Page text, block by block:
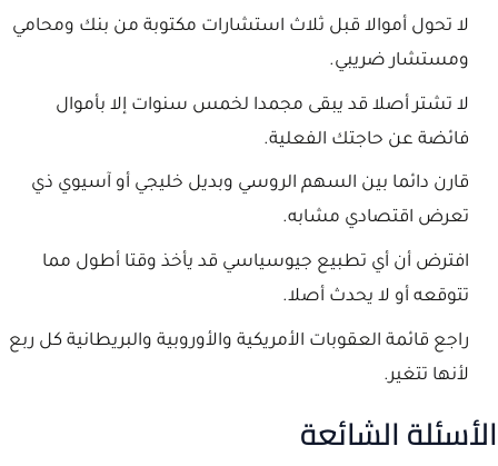
لا تحول أموالا قبل ثلاث استشارات مكتوبة من بنك ومحامي
ومستشار ضريبي.
لا تشتر أصلا قد يبقى مجمدا لخمس سنوات إلا بأموال
فائضة عن حاجتك الفعلية.
قارن دائما بين السهم الروسي وبديل خليجي أو آسيوي ذي
تعرض اقتصادي مشابه.
افترض أن أي تطبيع جيوسياسي قد يأخذ وقتا أطول مما
تتوقعه أو لا يحدث أصلا.
راجع قائمة العقوبات الأمريكية والأوروبية والبريطانية كل ربع
لأنها تتغير.
الأسئلة الشائعة